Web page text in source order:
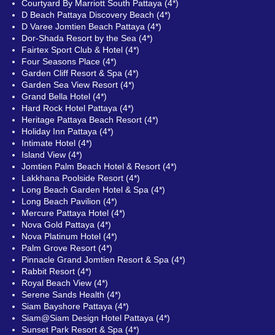
Courtyard By Marriott South Pattaya (4*)
D Beach Pattaya Discovery Beach (4*)
D Varee Jomtien Beach Pattaya (4*)
Dor-Shada Resort by the Sea (4*)
Fairtex Sport Club & Hotel (4*)
Four Seasons Place (4*)
Garden Cliff Resort & Spa (4*)
Garden Sea View Resort (4*)
Grand Bella Hotel (4*)
Hard Rock Hotel Pattaya (4*)
Heritage Pattaya Beach Resort (4*)
Holiday Inn Pattaya (4*)
Intimate Hotel (4*)
Island View (4*)
Jomtien Palm Beach Hotel & Resort (4*)
Lakkhana Poolside Resort (4*)
Long Beach Garden Hotel & Spa (4*)
Long Beach Pavilion (4*)
Mercure Pattaya Hotel (4*)
Nova Gold Pattaya (4*)
Nova Platinum Hotel (4*)
Palm Grove Resort (4*)
Pinnacle Grand Jomtien Resort & Spa (4*)
Rabbit Resort (4*)
Royal Beach View (4*)
Serene Sands Health (4*)
Siam Bayshore Pattaya (4*)
Siam@Siam Design Hotel Pattaya (4*)
Sunset Park Resort & Spa (4*)